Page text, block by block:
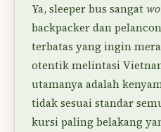
Ya, sleeper bus sangat
backpacker dan
terbatas yang ingin
otentik melintasi
utamanya adalah
tidak sesuai standar
kursi paling belakang